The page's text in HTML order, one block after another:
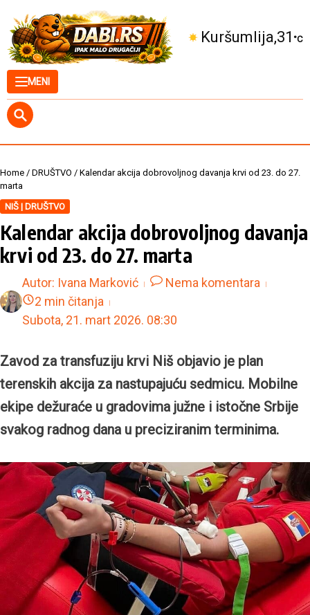
MENI
Kuršumlija 31 °C
Home / DRUŠTVO / Kalendar akcija dobrovoljnog davanja krvi od 23. do 27.
marta
NIŠ | DRUŠTVO
Kalendar akcija dobrovoljnog davanja
krvi od 23. do 27. marta
Autor: Ivana Marković
Nema komentara
2 min čitanja
Subota, 21. mart 2026. 08:30
Zavod za transfuziju krvi Niš objavio je plan
terenskih akcija za nastupajuću sedmicu. Mobilne
ekipe dežuraće u gradovima južne i istočne Srbije
svakog radnog dana u preciziranim terminima.